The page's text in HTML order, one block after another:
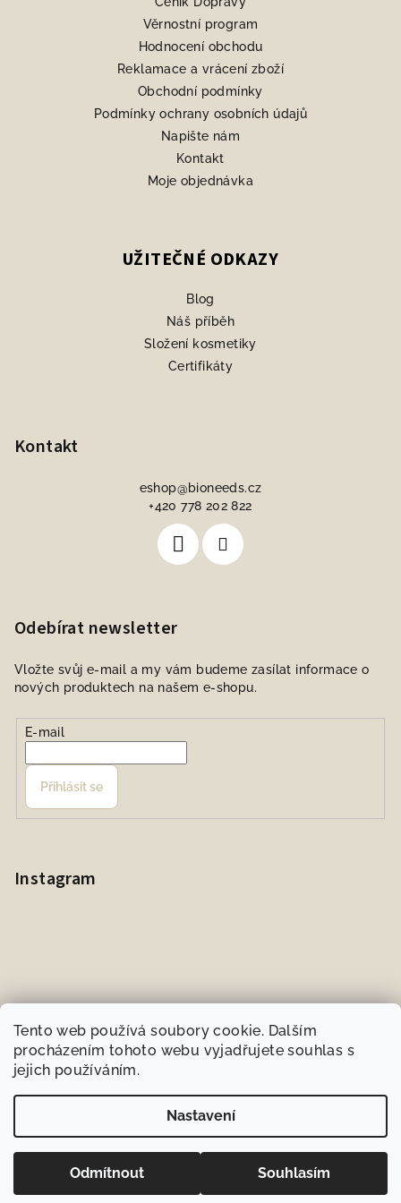
Tento web používá soubory cookie. Dalším
procházením tohoto webu vyjadřujete souhlas s
jejich používáním.
Nastavení
Odmítnout Souhlasím
Věrnostní program
Hodnocení obchodu
Reklamace a vrácení zboží
Obchodní podmínky
Podmínky ochrany osobních údajů
Napište nám
Kontakt
Moje objednávka
UŽITEČNÉ ODKAZY
Blog
Náš příběh
Složení kosmetiky
Certifikáty
Kontakt
eshop@bioneeds.cz
+420 778 202 822
Odebírat newsletter
Vložte svůj e-mail a my vám budeme zasílat informace o
nových produktech na našem e-shopu.
E-mail
Přihlásit se
Instagram
Sledovat na Instagramu
BIOneeds.cz
Vytvořil Shoptet